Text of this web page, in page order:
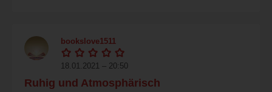
bookslove1511
18.01.2021 – 20:50
Ruhig und Atmosphärisch